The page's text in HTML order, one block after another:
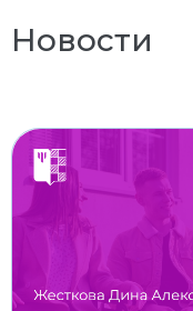
Новости